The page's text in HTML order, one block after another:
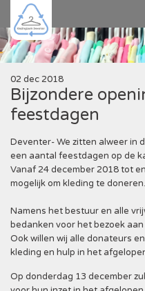
02 dec 2018
Bijzondere
feestdagen
Deventer- We zitten alweer in
een aantal feestdagen op de
Vanaf 24 december 2018 tot
mogelijk om kleding te doneren.
Namens het bestuur en alle
bedanken voor het bezoek
Ook willen wij alle donateurs
kleding en hulp in het
Op donderdag 13 december